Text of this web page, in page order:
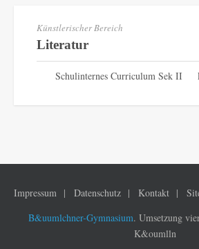
Künstlerischer Bereich
Literatur
Schulinternes Curriculum Sek II
Impressum Datenschutz Kontakt
B&uumlchner-Gymnasium. Umsetzung
K&oumlln